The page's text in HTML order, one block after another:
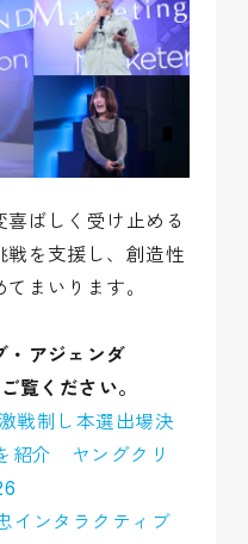
ばしく受け止める
戦を支援し、創造性
まいります。
・アジェンダ
覧ください。
戦制し本選出場決
紹介 ヤングクリ
インタラクティブ